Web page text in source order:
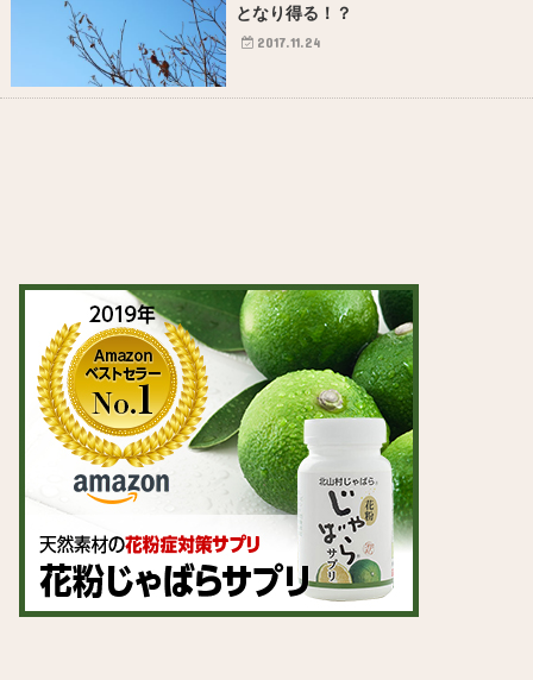
となり得る！？
2017.11.24